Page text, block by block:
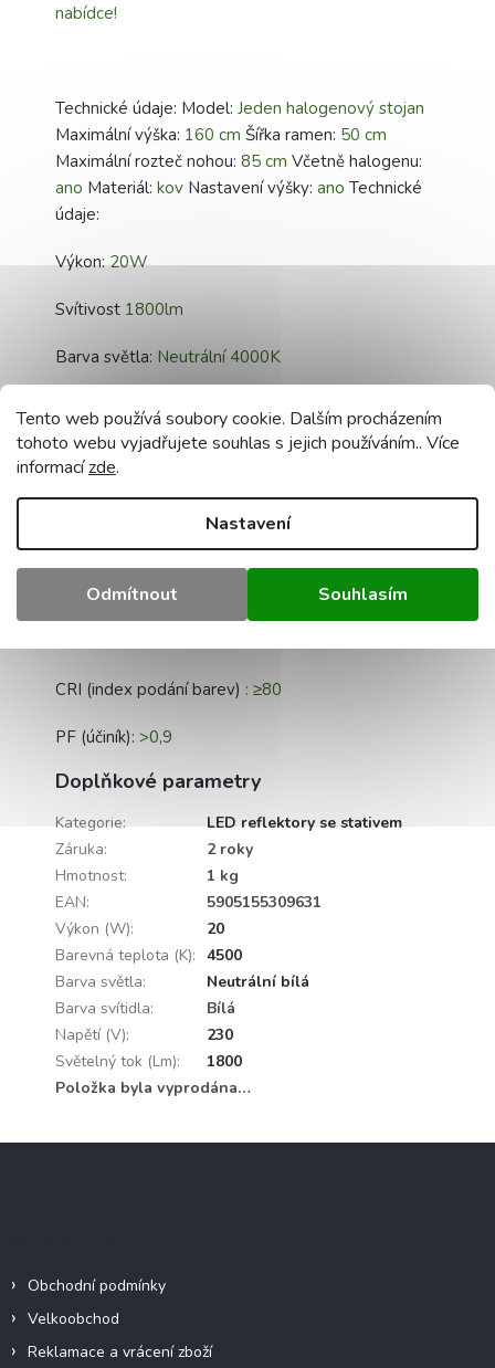
Tento web používá soubory cookie. Dalším procházením
tohoto webu vyjadřujete souhlas s jejich používáním.. Více
informacízde.
Nastavení
Odmítnout Souhlasím
nabídce!
Technické údaje: Model: Jeden halogenový stojan
Maximální výška: 160 cm Šířka ramen: 50 cm
Maximální rozteč nohou: 85 cm Včetně halogenu:
ano Materiál: kov Nastavení výšky: ano Technické
údaje:
Výkon:20W
Svítivost 1800lm
Barva světla: Neutrální 4000K
Stupeň těsnosti:IP65 (vodotěsný)
Úhel paprsku:120°
Energetická třída:F
Délka kabelu:27 cm 3x1
CRI (index podání barev) : ≥80
PF (účiník): >0,9
Doplňkové parametry
Kategorie:
LED reflektory se stativem
Záruka:
2 roky
Hmotnost:
1 kg
EAN:
5905155309631
Výkon (W):
20
Barevná teplota (K): 4500
Barva světla:
Neutrální bílá
Barva svítidla:
Bílá
Napětí (V):
230
Světelný tok (Lm):
1800
Položka byla vyprodána…
Obchodní podmínky
Velkoobchod
Reklamace a vrácení zboží